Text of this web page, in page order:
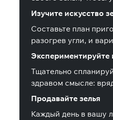
Изучите искусство
Составьте план
разогрев угли, и
Экспериментируйте
Тщательно
здравом смысле:
Продавайте зелья
Каждый день в вашу